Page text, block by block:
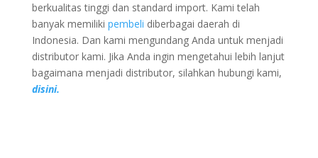
berkualitas tinggi dan standard import. Kami telah
banyak memiliki pembeli diberbagai daerah di
Indonesia. Dan kami mengundang Anda untuk menjadi
distributor kami. Jika Anda ingin mengetahui lebih lanjut
bagaimana menjadi distributor, silahkan hubungi kami,
disini.